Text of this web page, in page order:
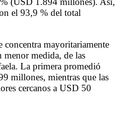
el 93,9 % del total
concentra mayoritariamente
medida, de las
La primera promedió
millones, mientras que las
cercanos a USD 50